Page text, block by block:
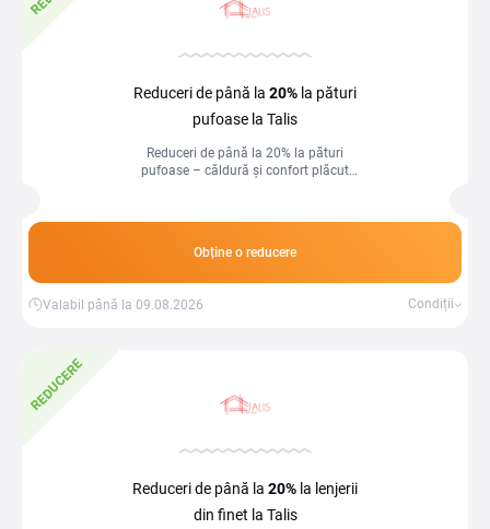
Reduceri de până la 20% la pături
pufoase la Talis
Reduceri de până la 20% la pături
pufoase – căldură și confort plăcut
Obține o reducere
Valabil până la 09.08.2026 Condiții
REDUCERE
Reduceri de până la 20% la lenjerii
din finet la Talis